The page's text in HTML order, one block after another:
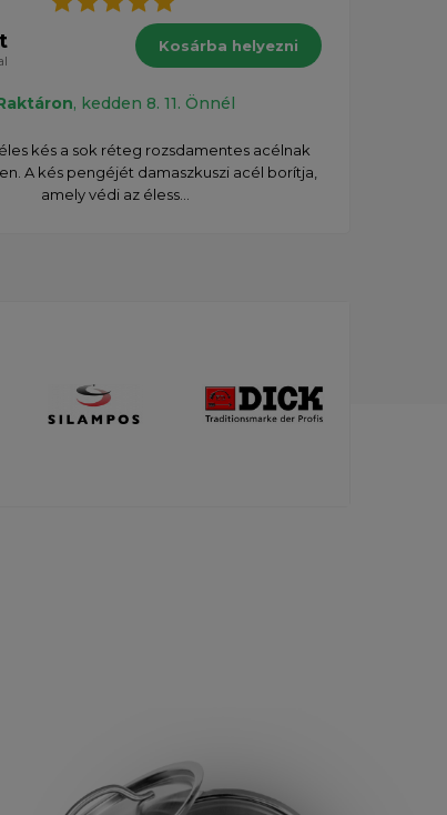
Kosárba helyezni
, kedden 8. 11. Önnél
kés a sok réteg rozsdamentes acélnak
A kés pengéjét damaszkuszi acél borítja,
amely védi az éless...